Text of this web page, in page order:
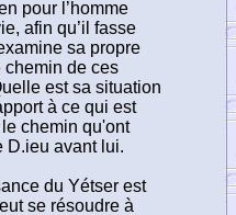
pour l’homme
afin qu’il fasse
sa propre
chemin de ces
est sa situation
à ce qui est
chemin qu'ont
D.ieu avant lui.
du Yétser est
se résoudre à